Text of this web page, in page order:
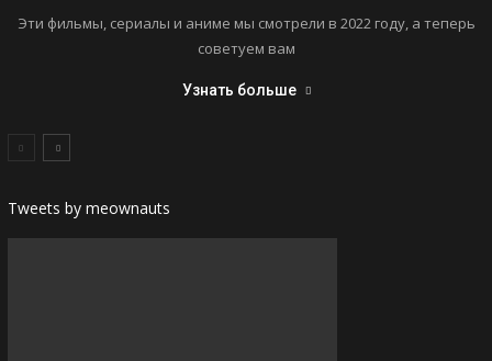
Эти фильмы, сериалы и аниме мы смотрели в 2022 году, а теперь
советуем вам
Узнать больше
Tweets by meownauts